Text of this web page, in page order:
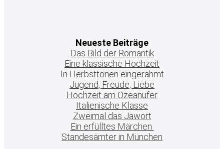
Neueste Beiträge
Das Bild der Romantik
Eine klassische Hochzeit
In Herbsttönen eingerahmt
Jugend, Freude, Liebe
Hochzeit am Ozeanufer
Italienische Klasse
Zweimal das Jawort
Ein erfülltes Märchen
Standesämter in München